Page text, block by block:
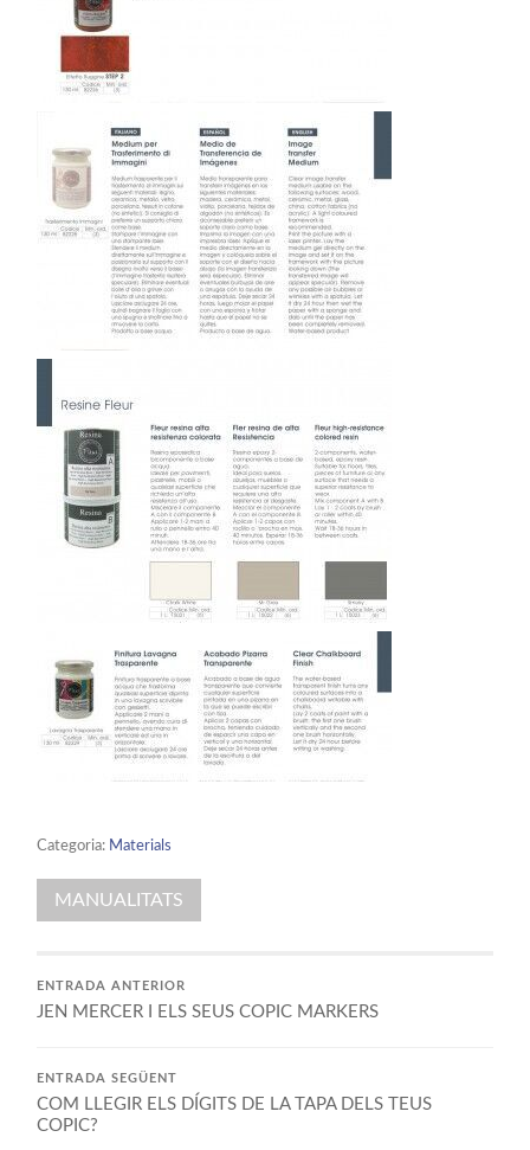
Categoria: Materials
MANUALITATS
ENTRADA ANTERIOR
JEN MERCER I ELS SEUS COPIC MARKERS
ENTRADA SEGÜENT
COM LLEGIR ELS DÍGITS DE LA TAPA DELS TEUS
COPIC?